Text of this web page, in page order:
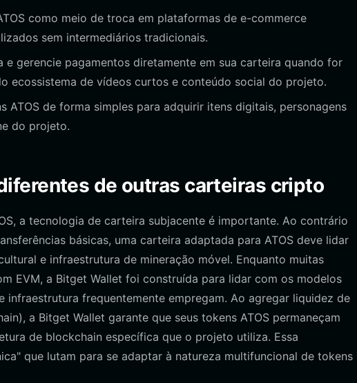
como meio de troca em plataformas de e-commerce
sem intermediários tradicionais.
e gerencie pagamentos diretamente em sua carteira quando for
ecossistema de vídeos curtos e conteúdo social do projeto.
ATOS de forma simples para adquirir itens digitais, personagens
do projeto.
de outras carteiras cripto
a tecnologia de carteira subjacente é importante. Ao contrário
básicas, uma carteira adaptada para ATOS deve lidar
e infraestrutura de mineração móvel. Enquanto muitas
EVM, a Bitget Wallet foi construída para lidar com os modelos
frequentemente empregam. Ao agregar liquidez de
a Bitget Wallet garante que seus tokens ATOS permaneçam
de blockchain específica que o projeto utiliza. Essa
que lutam para se adaptar à natureza multifuncional de tokens